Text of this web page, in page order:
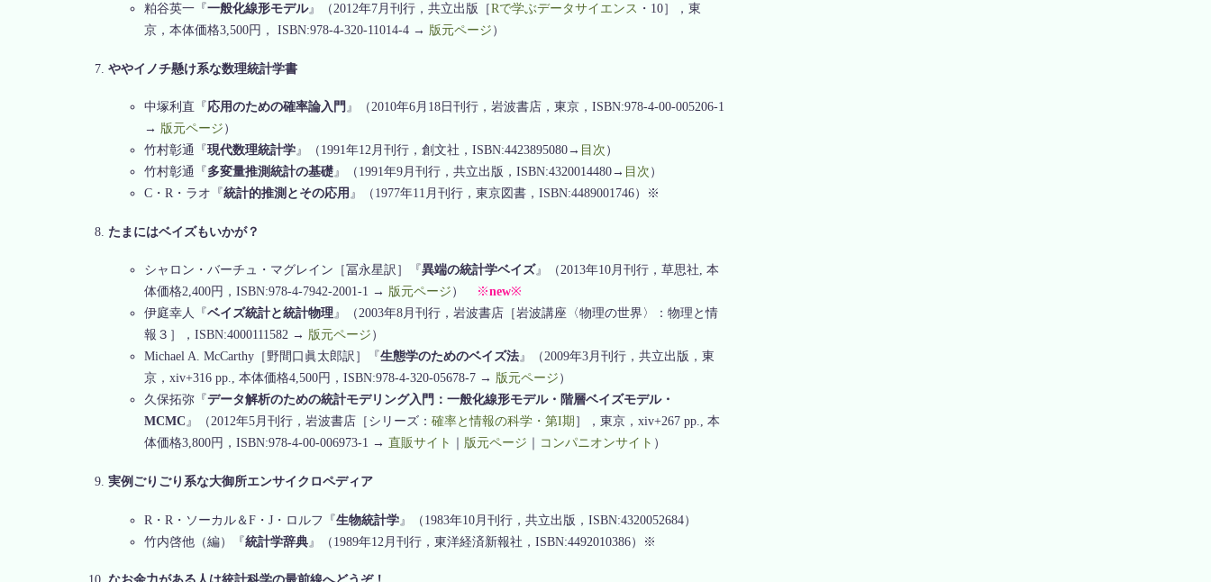
粕谷英一『一般化線形モデル』（2012年7月刊行，共立出版［Rで学ぶデータサイエンス ・10］，東
京，本体価格3,500円， ISBN:978-4-320-11014-4 → 版元ページ ）
ややイノチ懸け系な数理統計学書
中塚利直『 応用のための確率論入門 』（2010年6月18日刊行，岩波書店，東京，ISBN:978-4-00-005206-1
→ 版元ページ ）
竹村彰通『現代数理統計学』（1991年12月刊行，創文社，ISBN:4423895080→ 目次 ）
竹村彰通『 多変量推測統計の基礎』（1991年9月刊行，共立出版，ISBN:4320014480→ 目次 ）
C・R・ラオ『統計的推測とその応用 』（1977年11月刊行，東京図書，ISBN:4489001746）※
たまにはベイズもいかが？
シャロン・バーチュ・マグレイン［冨永星訳］『異端の統計学ベイズ』（2013年10月刊行，草思社, 本
体価格2,400円，ISBN:978-4-7942-2001-1 → 版元ページ ） ※new※
伊庭幸人『ベイズ統計と統計物理』（2003年8月刊行，岩波書店［岩波講座〈物理の世界〉：物理と情
報３］，ISBN:4000111582 → 版元ページ ）
Michael A. McCarthy［野間口眞太郎訳］『生態学のためのベイズ法』（2009年3月刊行，共立出版，東
京，xiv+316 pp., 本体価格4,500円，ISBN:978-4-320-05678-7 → 版元ページ ）
久保拓弥『データ解析のための統計モデリング入門：一般化線形モデル・階層ベイズモデル・
MCMC 』（2012年5月刊行，岩波書店［シリーズ： 確率と情報の科学・第I期 ］，東京，xiv+267 pp., 本
体価格3,800円，ISBN:978-4-00-006973-1 → 直販サイト 版元ページ コンパニオンサイト ）
実例ごりごり系な大御所エンサイクロペディア
R・R・ソーカル＆F・J・ロルフ『生物統計学 』（1983年10月刊行，共立出版，ISBN:4320052684）
竹内啓他（編）『統計学辞典 』（1989年12月刊行，東洋経済新報社，ISBN:4492010386）※